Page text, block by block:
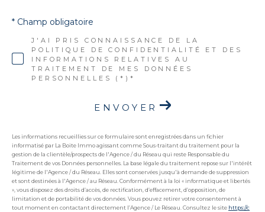
J'AI PRIS CONNAISSANCE DE LA
POLITIQUE DE CONFIDENTIALITÉ ET DES
INFORMATIONS RELATIVES AU
TRAITEMENT DE MES DONNÉES
PERSONNELLES (*)*
* Champ obligatoire
ENVOYER
Les informations recueillies sur ce formulaire sont enregistrées dans un fichier
informatisé par La Boite Immo agissant comme Sous-traitant du traitement pour la
gestion de la clientèle/prospects de l'Agence / du Réseau qui reste Responsable du
Traitement de vos Données personnelles. La base légale du traitement repose sur l'intérêt
légitime de l'Agence / du Réseau. Elles sont conservées jusqu'à demande de suppression
et sont destinées à l'Agence / au Réseau. Conformément à la loi « informatique et libertés
», vous disposez des droits d’accès, de rectification, d’effacement, d’opposition, de
limitation et de portabilité de vos données. Vous pouvez retirer votre consentement à
tout moment en contactant directement l’Agence / Le Réseau. Consultez le site https://c